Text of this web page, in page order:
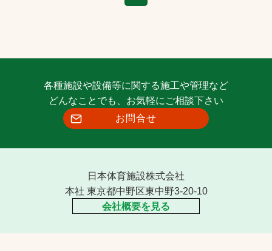
各種施設や設備等に関する施工や管理など
どんなことでも、お気軽にご相談下さい
お問合せ
日本体育施設株式会社
本社 東京都中野区東中野3-20-10
会社概要を見る